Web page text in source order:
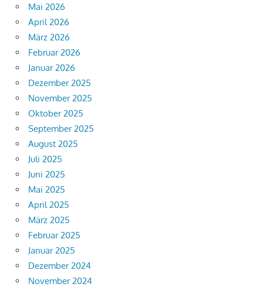
Mai 2026
April 2026
März 2026
Februar 2026
Januar 2026
Dezember 2025
November 2025
Oktober 2025
September 2025
August 2025
Juli 2025
Juni 2025
Mai 2025
April 2025
März 2025
Februar 2025
Januar 2025
Dezember 2024
November 2024